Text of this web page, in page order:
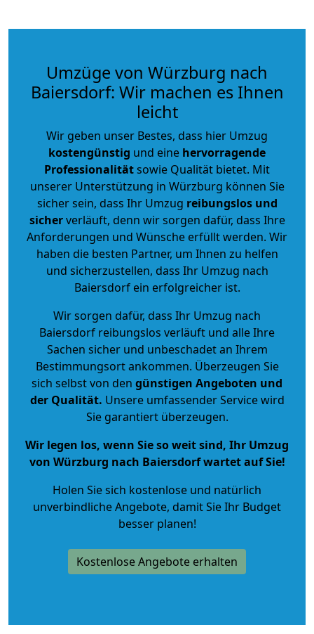
Umzüge von Würzburg nach
Baiersdorf: Wir machen es Ihnen
leicht
Wir geben unser Bestes, dass hier Umzug
kostengünstig und eine hervorragende
Professionalitätsowie Qualität bietet. Mit
unserer Unterstützung in Würzburg können Sie
sicher sein, dass Ihr Umzug reibungslos und
sicherverläuft, denn wir sorgen dafür, dass Ihre
Anforderungen und Wünsche erfüllt werden. Wir
haben die besten Partner, um Ihnen zu helfen
und sicherzustellen, dass Ihr Umzug nach
Baiersdorf ein erfolgreicher ist.
Wir sorgen dafür, dass Ihr Umzug nach
Baiersdorf reibungslos verläuft und alle Ihre
Sachen sicher und unbeschadet an Ihrem
Bestimmungsort ankommen. Überzeugen Sie
sich selbst von den günstigen Angeboten und
der Qualität. Unsere umfassender Service wird
Sie garantiert überzeugen.
Wir legen los, wenn Sie so weit sind, Ihr Umzug
von Würzburg nach Baiersdorf wartet auf Sie!
Holen Sie sich kostenlose und natürlich
unverbindliche Angebote, damit Sie Ihr Budget
besser planen!
Kostenlose Angebote erhalten